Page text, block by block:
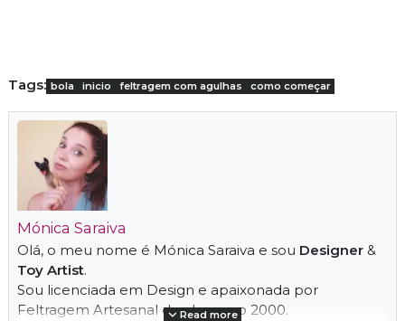
Tags: bola inicio feltragem com agulhas como começar
Mónica Saraiva
Olá, o meu nome é Mónica Saraiva e sou Designer &
Toy Artist.
Sou licenciada em Design e apaixonada por
Feltragem Artesanal desde o ano 2000.
Read more